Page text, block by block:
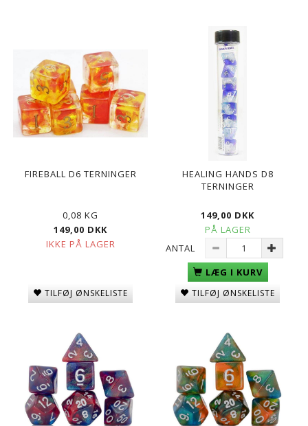
FIREBALL D6 TERNINGER
0,08 KG
149,00 DKK
IKKE PÅ LAGER
TILFØJ ØNSKELISTE
HEALING HANDS D8
TERNINGER
149,00 DKK
PÅ LAGER
ANTAL
LÆG I KURV
TILFØJ ØNSKELISTE